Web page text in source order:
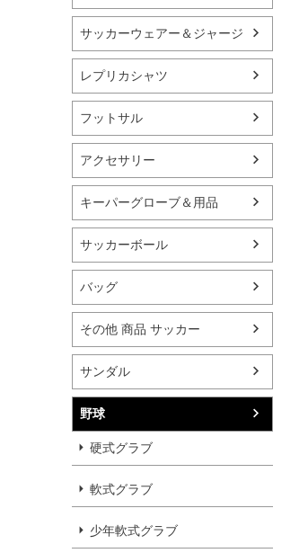
サッカーウェアー＆ジャージ
レプリカシャツ
フットサル
アクセサリー
キーパーグローブ＆用品
サッカーボール
バッグ
その他 商品 サッカー
サンダル
野球
硬式グラブ
軟式グラブ
少年軟式グラブ